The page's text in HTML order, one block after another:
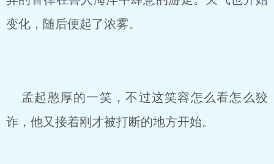
变化，随后便起了浓雾。
孟起憨厚的一笑，不过这笑容怎么看怎么狡
诈，他又接着刚才被打断的地方开始。